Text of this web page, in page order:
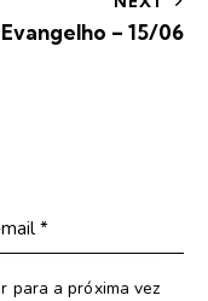
Evangelho – 15/06
para a próxima vez